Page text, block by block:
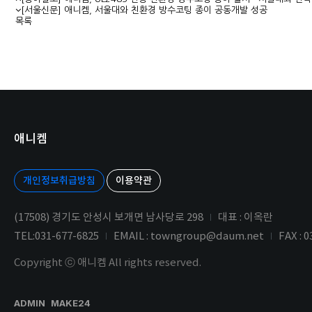
[서울신문] 애니켐, 서울대와 친환경 방수코팅 종이 공동개발 성공
목록
애니켐
개인정보취급방침 이용약관
(17508) 경기도 안성시 보개면 남사당로 298
대표 : 이옥란
TEL:031-677-6825
EMAIL : towngroup@daum.net FAX :
Copyright ⓒ 애니켐 All rights reserved.
ADMIN MAKE24